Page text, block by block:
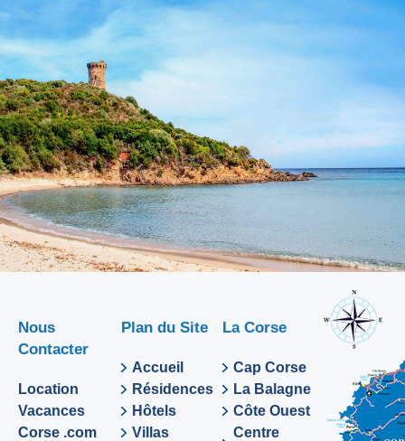
Nous
Contacter
Location
Vacances
Corse .com
Plan du Site
Accueil
Résidences
Hôtels
Villas
La Corse
Cap Corse
La Balagne
Côte Ouest
Centre